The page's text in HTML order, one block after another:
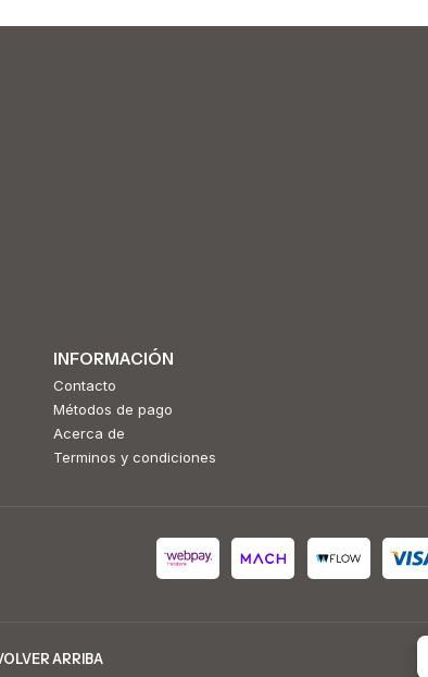
INFORMACIÓN
Contacto
Métodos de pago
Acerca de
Terminos y condiciones
ARRIBA